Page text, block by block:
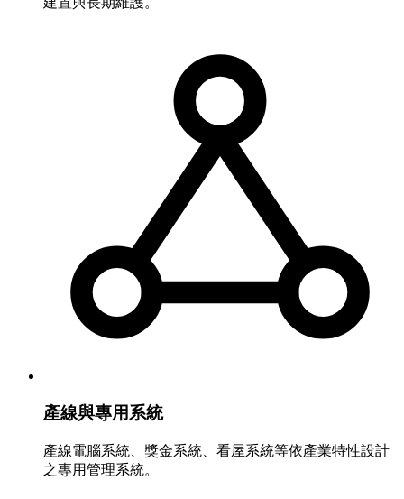
產線與專用系統
產線電腦系統、獎金系統、看屋系統等依產業特性設計
之專用管理系統。